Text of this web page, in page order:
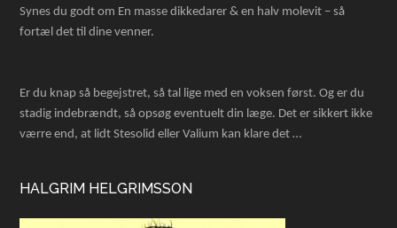
Synes du godt om En masse dikkedarer & en halv molevit – så
fortæl det til dine venner.
Er du knap så begejstret, så tal lige med en voksen først. Og er du
stadig indebrændt, så opsøg eventuelt din læge. Det er sikkert ikke
værre end, at lidt Stesolid eller Valium kan klare det …
HALGRIM HELGRIMSSON